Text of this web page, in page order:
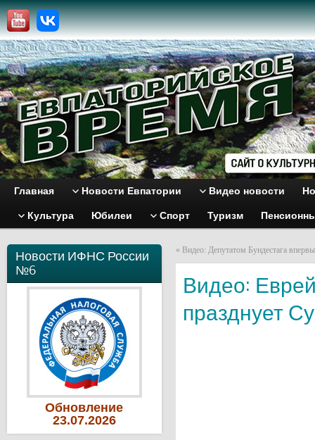
Главная Новости Евпатории Видео новости
Культура Юбилеи Спорт Туризм
Новости ИФНС России
№6
Обновление
23.07.2026
« Видео: Депутатом Бундестага
Видео:
празднует